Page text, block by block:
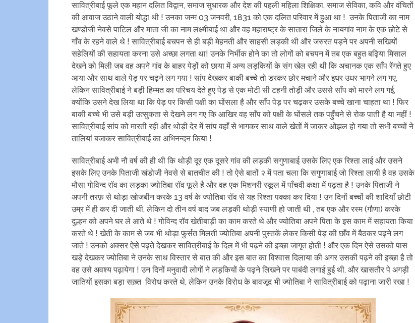
सावित्रीबाई फूले एक महान दलित विद्वान, समाज सुधारक और देश की पहली महिला शिक्षिका, समाज सेविका, कवि और वंचितों
की आवाज उठाने वाली योद्धा थी ! उनका जन्‍म 03 जनवरी, 1831 को एक दलित परिवार में हुआ था ! उनके पिताजी का नाम
खण्डोजी नेवसे पाटिल और माता जी का नाम लक्ष्मीबाई था और वह महाराष्ट्र के सातारा जिले के नायगांव नाम के एक छोटे से
गाँव के रहने वाले थे ! सावित्रीबाई बचपन से ही बड़ी मेहनती और साहसी लड़की थी और जरुरत पड़ने पर अपनी सखियों
सहेलियों की सहायता करना उसे अच्छा लगता था! उनके निर्भीक होने का तो लोगों को बचपन में तब एक बहुत बढ़िया मिसाल
देखने को मिली जब वह अपने गांव के बाहर पेड़ों को छाया में अन्य लड़कियों के संग खेल रही थी कि अचानक एक साँप रेंगते हुए
आया और साथ वाले पेड़ पर चढ़ने लग गया ! सांप देखकर बाकी बच्चे तो डरकर छोर मचाने और इधर उधर भागने लग गए,
लेकिन सावित्रीबाई ने बड़ी हिम्मत का परिचय देते हुए पेड़ से एक मोटी सी टहनी तोड़ी और उससे साँप को मारने लग गई,
क्योंकि उसने देख लिया था कि पेड़ पर किसी पक्षी का घोंसला है और साँप पेड़ पर चढ़कर उसके बच्चे खाना चाहता था ! फिर
बाकी बच्चे भी उसे बड़ी उत्सुकता से देखने लग गए कि आखिर वह साँप को पक्षी के घोंसले तक पहुँचने से रोक पाती है या नहीं !
सावित्रीबाई सांप को मारती रही और थोड़ी देर में सांप वहाँ से भागकर साथ वाले खेतों में जाकर ओझल हो गया तो सभी बच्चों ने
तालियां बजाकर सावित्रीबाई का अभिनन्दन किया !
सावित्रीबाई अभी नौ वर्ष की ही थी कि थोड़ी दूर एक दूसरे गांव की लड़की सगुणाबाई उसके लिए एक रिश्ता लाई और उसने
इसके लिए उनके पिताजी खंडोजी नेवसे से बातचीत की ! तो ऐसे बातों २ में पता चला कि सगुणाबाई जो रिश्ता लायी है वह उसके
मौसा गोविन्द रॉव का लड़का ज्योतिबा रॉव फूले है और वह एक मिशनरी स्कूल में पाँचवी कक्षा में पढ़ता है ! उनके पिताजी ने
अपनी तरफ़ से थोड़ा खोजबीन करके 13 वर्ष के ज्योतिबा रॉव से यह रिश्ता पक्का कर दिया ! उन दिनों बच्चों की शादियाँ छोटी
उम्र में ही कर दी जाती थी, लेकिन दो तीन वर्ष बाद जब लड़की थोड़ी स्याणी हो जाती थी , तब एक और रस्म (गौणा) करके
दुल्हन को अपने घर ले आते थे ! गोविन्द रॉव खेतीबाड़ी का काम करते थे और ज्योतिबा अपने पिता के इस काम में सहायता किया
करते थे ! खेती के काम से जब भी थोड़ा फुर्सत मिलती ज्योतिबा अपनी पुस्तकें लेकर किसी पेड़ की छाँव में बैठकर पढ़ने लग
जाते ! उनको अक्सर ऐसे पढ़ते देखकर सावित्रीबाई के दिल में भी पढ़ने की इच्छा जागृत होती ! और एक दिन ऐसे उसको पास
खड़े देखकर ज्योतिबा ने उनके साथ विस्तार से बात की और इस बात का विश्वास दिलाया की अगर उसकी पढ़ने की इच्छा है तो
वह उसे अवश्य पढ़ायेगा ! उन दिनों मनुवादी लोगों ने लड़कियों के पढ़ने लिखने पर पाबंदी लगाई हुई थी, और खासतौर पे अगड़ी
जातियों इसका बड़ा सख़्त विरोध करते थे, लेकिन उनके विरोध के बावजूद भी ज्योतिबा ने सावित्रीबाई को पढ़ाना जारी रखा !